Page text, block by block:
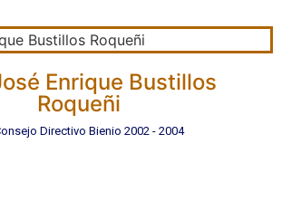
Enrique Bustillos
Roqueñi
Directivo Bienio 2002 - 2004